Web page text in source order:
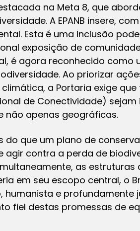
na Meta 8, que
A EPANB insere,
Esta é uma inclusão
exposição de
é agora reconhecido como
Ao priorizar
a Portaria exige
de Conectividade)
não apenas geográficas.
do que um plano de
contra a perda de
as estruturas
em seu escopo central, o
e profundamente
fiel destas promessas de